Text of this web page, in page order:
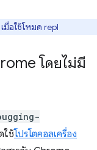
อใช้โหมด repl
โดยไม่มี
ใช้โปรโตคอลเครื่อง